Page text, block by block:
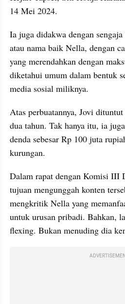
14 Mei 2024.
Ia juga didakwa dengan
atau nama baik Nella, dengan
yang merendahkan dengan
diketahui umum dalam bentuk
media sosial miliknya.
Atas perbuatannya, Jovi
dua tahun. Tak hanya itu, ia
denda sebesar Rp 100 juta
kurungan.
Dalam rapat dengan Komisi III
tujuan mengunggah konten
mengkritik Nella yang
untuk urusan pribadi. Bahkan,
flexing. Bukan menuding dia